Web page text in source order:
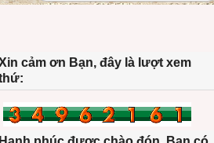
cảm ơn Bạn, đây là lượt xem